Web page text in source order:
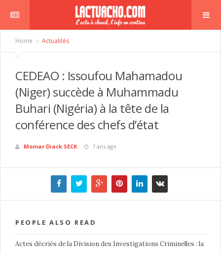
Home Actualités
CEDEAO : Issoufou Mahamadou
(Niger) succède à Muhammadu
Buhari (Nigéria) à la tête de la
conférence des chefs d’état
Momar Diack SECK 7 ans ago
PEOPLE ALSO READ
Actes décriés de la Division des Investigations Criminelles : la